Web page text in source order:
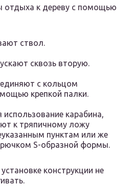
отдыха к дереву с помощью
ствол.
сквозь вторую.
с кольцом
крепкой палки.
использование карабина,
к тряпичному ложу
пунктам или же
S-образной формы.
конструкции не